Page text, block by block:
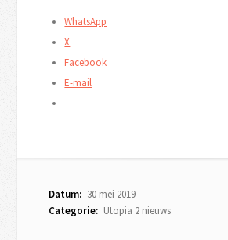
WhatsApp
X
Facebook
E-mail
Datum: 30 mei 2019
Categorie: Utopia 2 nieuws